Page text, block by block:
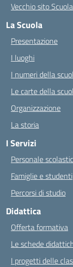
Vecchio sito Scuola
La Scuola
Presentazione
I luoghi
I numeri della
Le carte della
Organizzazione
La storia
I Servizi
Personale
Famiglie e studenti
Percorsi di studio
Didattica
Offerta formativa
Le schede
I progetti delle